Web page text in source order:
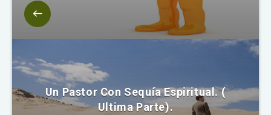
Un Pastor Con Sequía Espiritual. (
Ultima Parte).